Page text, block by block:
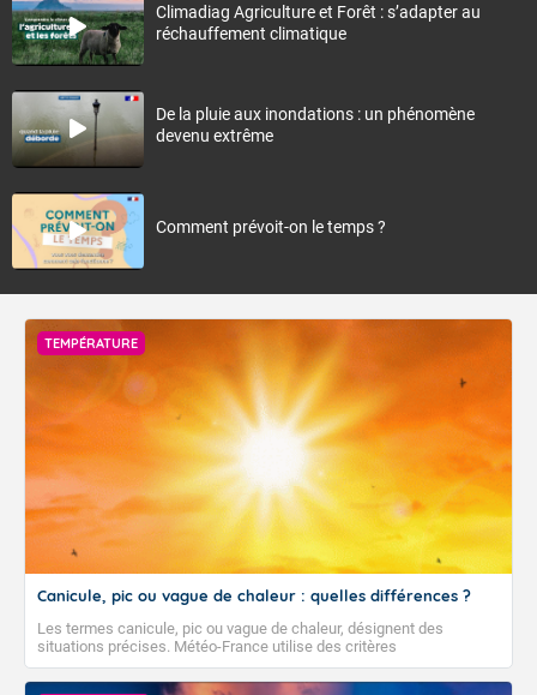
Climadiag Agriculture et Forêt : s’adapter au
réchauffement climatique
De la pluie aux inondations : un phénomène
devenu extrême
Comment prévoit-on le temps ?
TEMPÉRATURE
Canicule, pic ou vague de chaleur : quelles différences ?
Les termes canicule, pic ou vague de chaleur, désignent des
situations précises. Météo-France utilise des critères
climatologiques pour évaluer et qualifier les épisodes de chaleur qui
peuvent avoir des impacts sanitaires et socio-économiques